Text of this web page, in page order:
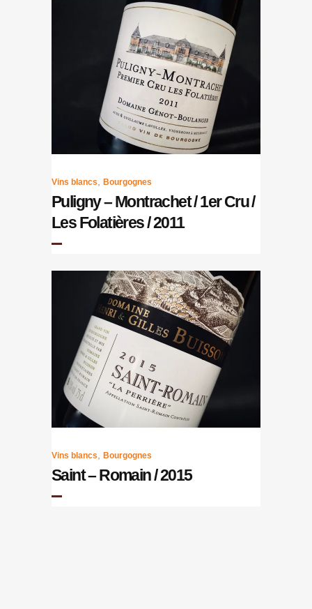
Vins blancs Bourgognes
Puligny – Montrachet / 1er Cru /
Les Folatières / 2011
Vins blancs Bourgognes
Saint – Romain / 2015